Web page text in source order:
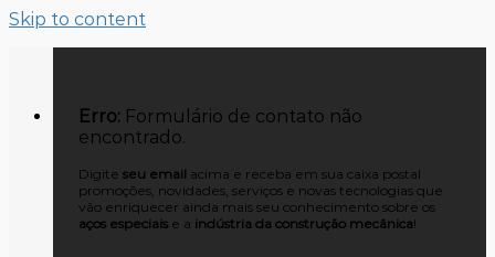
Skip to content
Erro: Formulário de contato não
encontrado.
Digite seu email acima e receba em sua caixa postal
promoções, novidades, serviços e novas tecnologias que
vão enriquecer ainda mais seu conhecimento sobre os
aços especiais e a indústria da construção mecânica!